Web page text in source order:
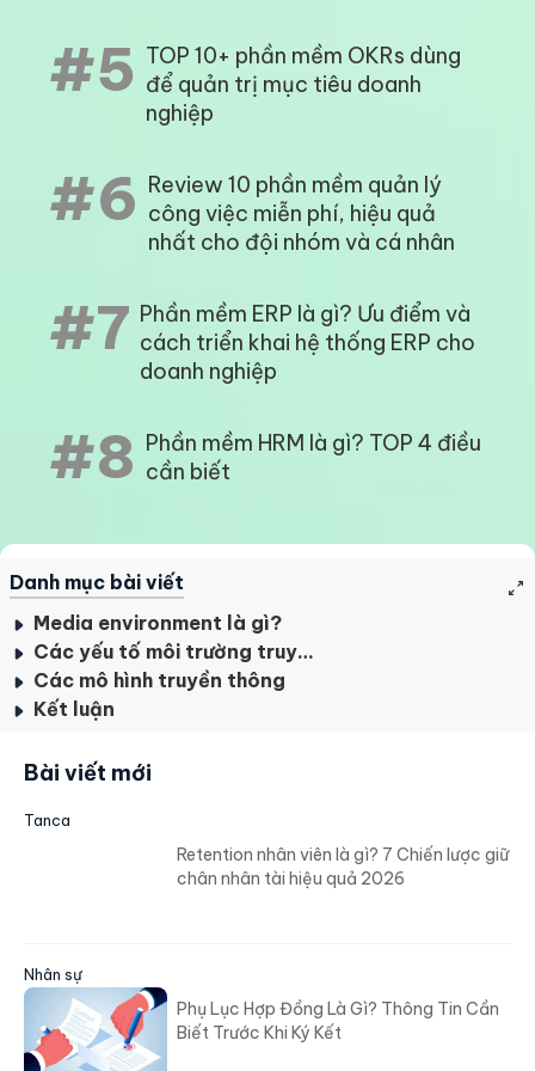
#5 TOP 10+ phần mềm OKRs dùng
để quản trị mục tiêu doanh
nghiệp
#6 Review 10 phần mềm quản lý
công việc miễn phí, hiệu quả
nhất cho đội nhóm và cá nhân
#7 Phần mềm ERP là gì? Ưu điểm và
cách triển khai hệ thống ERP cho
doanh nghiệp
#8 Phần mềm HRM là gì? TOP 4 điều
cần biết
Danh mục bài viết
Media environment là gì?
Các yếu tố môi trường truyền thông
Các mô hình truyền thông
Kết luận
Bài viết mới
Tanca
Retention nhân viên là gì? 7 Chiến lược giữ
chân nhân tài hiệu quả 2026
Nhân sự
Phụ Lục Hợp Đồng Là Gì? Thông Tin Cần
Biết Trước Khi Ký Kết